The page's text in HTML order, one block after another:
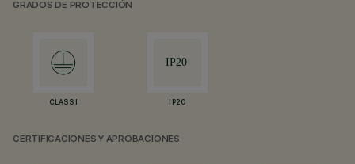
GRADOS DE PROTECCIÓN
CLASS I IP20
CERTIFICACIONES Y APROBACIONES